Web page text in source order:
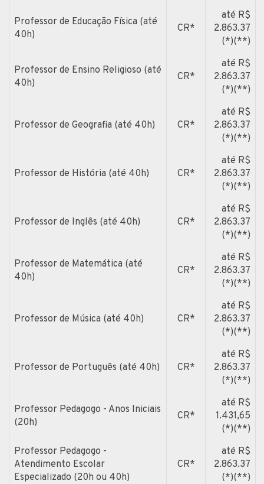
Professor de Educação Física (até
40h)
CR*
até R$
2.863.37
(*)(**)
Professor de Ensino Religioso (até
40h)
CR*
até R$
2.863.37
(*)(**)
Professor de Geografia (até 40h) CR*
até R$
2.863.37
(*)(**)
Professor de História (até 40h) CR*
até R$
2.863.37
(*)(**)
Professor de Inglês (até 40h) CR*
até R$
2.863.37
(*)(**)
Professor de Matemática (até
40h)
CR*
até R$
2.863.37
(*)(**)
Professor de Música (até 40h) CR*
até R$
2.863.37
(*)(**)
Professor de Português (até 40h) CR*
até R$
2.863.37
(*)(**)
Professor Pedagogo - Anos Iniciais
(20h)
CR*
até R$
1.431,65
(*)(**)
Professor Pedagogo -
Atendimento Escolar
Especializado (20h ou 40h)
CR*
até R$
2.863.37
(*)(**)